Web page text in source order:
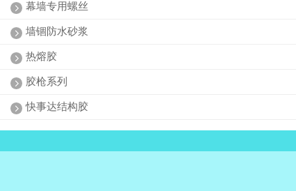
幕墙专用螺丝
墙锢防水砂浆
热熔胶
胶枪系列
快事达结构胶